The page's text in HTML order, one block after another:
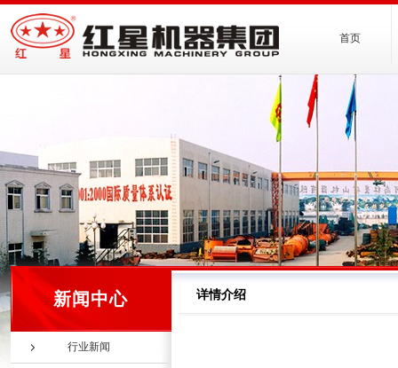
首页
新闻中心
行业新闻
详情介绍